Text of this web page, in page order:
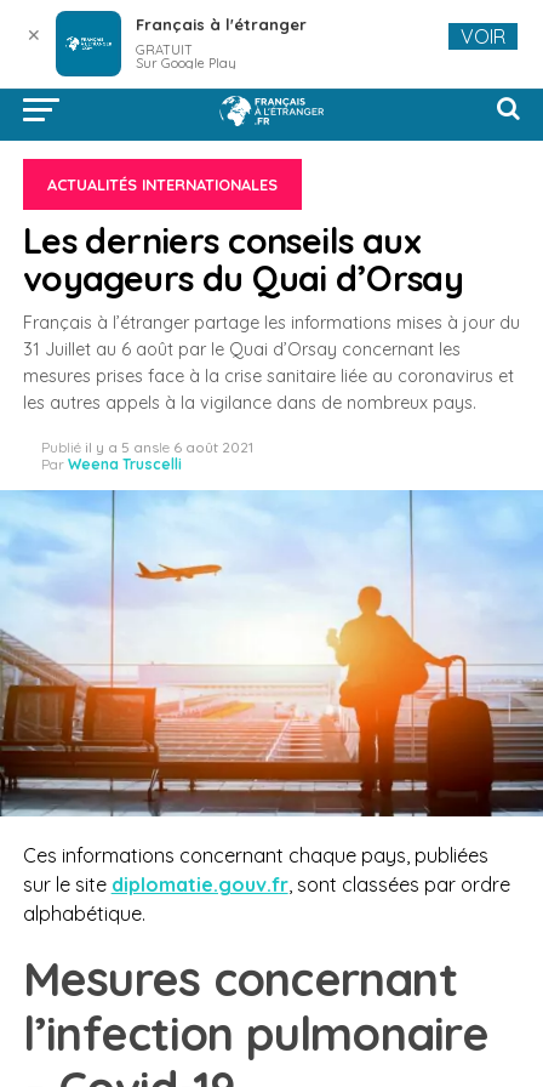
ACTUALITÉS INTERNATIONALES
Les derniers conseils aux
voyageurs du Quai d’Orsay
Français à l’étranger partage les informations mises à jour du
31 Juillet au 6 août par le Quai d’Orsay concernant les
mesures prises face à la crise sanitaire liée au coronavirus et
les autres appels à la vigilance dans de nombreux pays.
Publié il y a 5 ansle 6 août 2021
Par Weena Truscelli
Ces informations concernant chaque pays, publiées
sur le site diplomatie.gouv.fr, sont classées par ordre
alphabétique.
Mesures concernant
l’infection pulmonaire
✕ Français à l'étranger
GRATUIT
Sur Google Play
VOIR